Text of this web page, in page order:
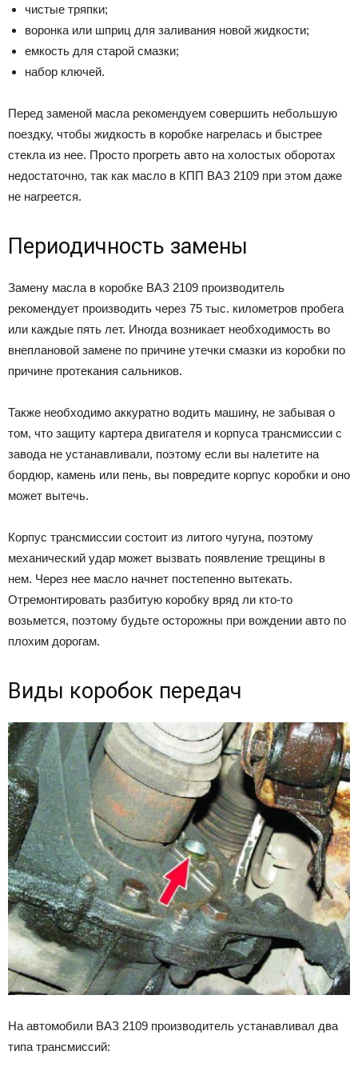
чистые тряпки;
воронка или шприц для заливания новой жидкости;
емкость для старой смазки;
набор ключей.
Перед заменой масла рекомендуем совершить небольшую
поездку, чтобы жидкость в коробке нагрелась и быстрее
стекла из нее. Просто прогреть авто на холостых оборотах
недостаточно, так как масло в КПП ВАЗ 2109 при этом даже
не нагреется.
Периодичность замены
Замену масла в коробке ВАЗ 2109 производитель
рекомендует производить через 75 тыс. километров пробега
или каждые пять лет. Иногда возникает необходимость во
внеплановой замене по причине утечки смазки из коробки по
причине протекания сальников.
Также необходимо аккуратно водить машину, не забывая о
том, что защиту картера двигателя и корпуса трансмиссии с
завода не устанавливали, поэтому если вы налетите на
бордюр, камень или пень, вы повредите корпус коробки и оно
может вытечь.
Корпус трансмиссии состоит из литого чугуна, поэтому
механический удар может вызвать появление трещины в
нем. Через нее масло начнет постепенно вытекать.
Отремонтировать разбитую коробку вряд ли кто-то
возьмется, поэтому будьте осторожны при вождении авто по
плохим дорогам.
Виды коробок передач
На автомобили ВАЗ 2109 производитель устанавливал два
типа трансмиссий: